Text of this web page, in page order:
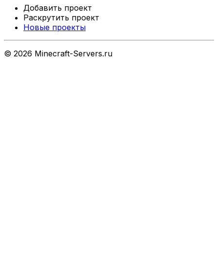
Добавить проект
Раскрутить проект
Новые проекты
© 2026 Minecraft-Servers.ru